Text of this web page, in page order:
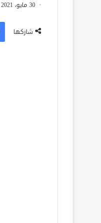
30 مايو، 2021
شاركها